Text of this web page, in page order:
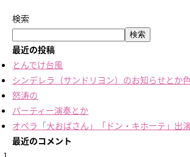
検索
検索
最近の投稿
とんでけ台風
シンデレラ（サンドリヨン）のお知らせとか色
怒涛の
パーティー演奏とか
オペラ「大おばさん」「ドン・キホーテ」出
最近のコメント